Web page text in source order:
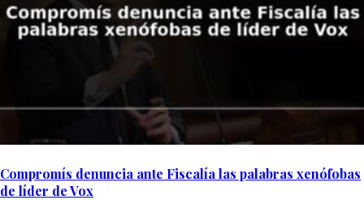
Compromís denuncia ante Fiscalía las palabras xenófobas
de líder de Vox